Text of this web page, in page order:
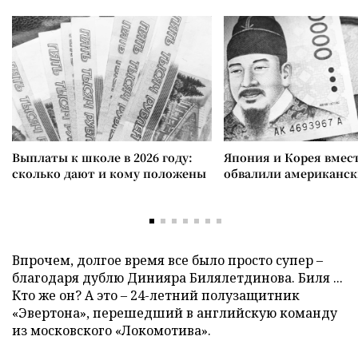
Выплаты к школе в 2026 году:
сколько дают и кому положены
Япония и Корея
обвалили
Впрочем, долгое время все было просто супер –
благодаря дублю Динияра Билялетдинова. Биля ...
Кто же он? А это – 24-летний полузащитник
«Эвертона», перешедший в английскую команду
из московского «Локомотива».